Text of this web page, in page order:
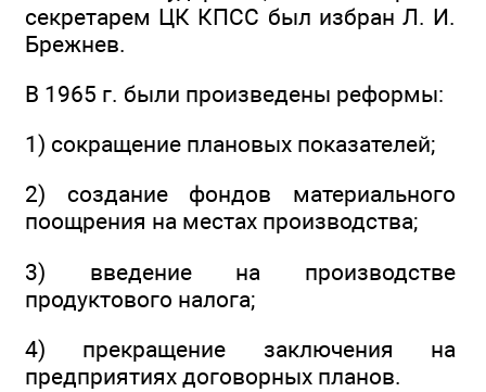
секретарем ЦК КПСС был избран Л. И.
Брежнев.
В 1965 г. были произведены реформы:
1) сокращение плановых показателей;
2) создание фондов материального
поощрения на местах производства;
3) введение на производстве
продуктового налога;
4) прекращение заключения на
предприятиях договорных планов.